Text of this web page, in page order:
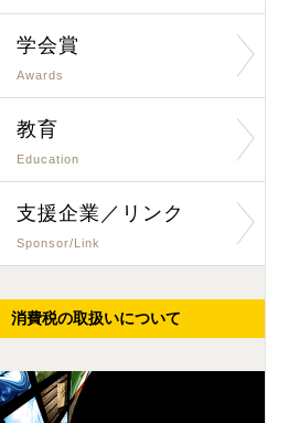
学会賞
Awards
教育
Education
支援企業／リンク
Sponsor/Link
消費税の取扱いについて